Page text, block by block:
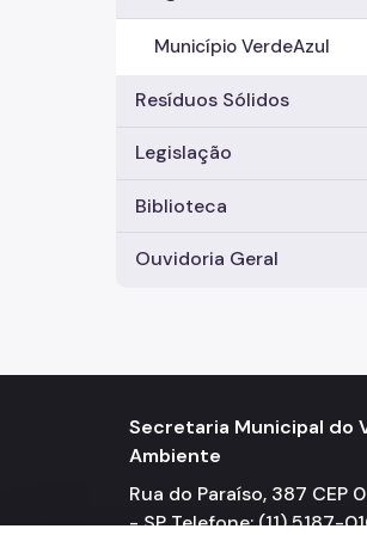
Município VerdeAzul
Resíduos Sólidos
Legislação
Biblioteca
Ouvidoria Geral
Secretaria Municipal do
Ambiente
Rua do Paraíso, 387 CEP
- SP Telefone: (11) 5187-